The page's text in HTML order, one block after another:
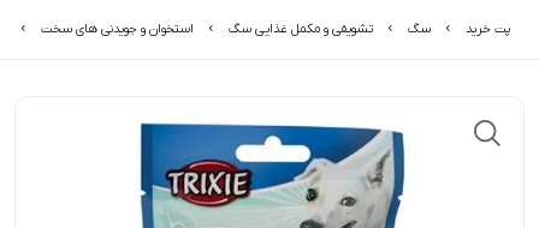
پت خرید سگ تشویقی و مکمل غذایی سگ استخوان و جویدنی های سخت